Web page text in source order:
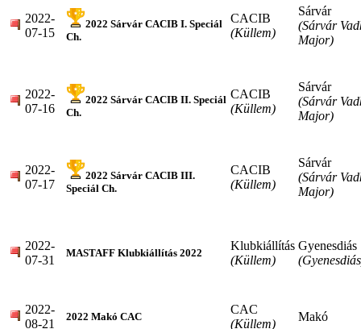
2022-
07-15
2022 Sárvár CACIB I. Speciál
Ch.
CACIB
(Küllem)
Sárvár
(Sárvár
Major)
2022-
07-16
2022 Sárvár CACIB II. Speciál
Ch.
CACIB
(Küllem)
Sárvár
(Sárvár
Major)
2022-
07-17
2022 Sárvár CACIB III.
Speciál Ch.
CACIB
(Küllem)
Sárvár
(Sárvár
Major)
2022-
07-31
MASTAFF Klubkiállítás 2022
Klubkiállítás
(Küllem)
Gyenesdiás
2022-
08-21
2022 Makó CAC
CAC
(Küllem)
Makó